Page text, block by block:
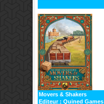
Movers & Shakers
Editeur : Quined Games